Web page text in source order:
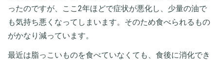
ったのですが、ここ2年ほどで症状が悪化し、少量の油で
も気持ち悪くなってしまいます。そのため食べられるもの
がかなり減っています。
最近は脂っこいものを食べていなくても、食後に消化でき